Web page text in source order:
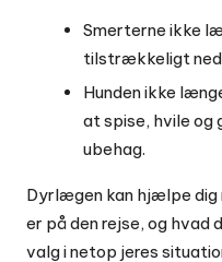
Smerterne ikke
tilstrækkeligt
Hunden ikke
at spise, hvile og
ubehag.
Dyrlægen kan hjælpe dig
er på den rejse, og hvad
valg i netop jeres